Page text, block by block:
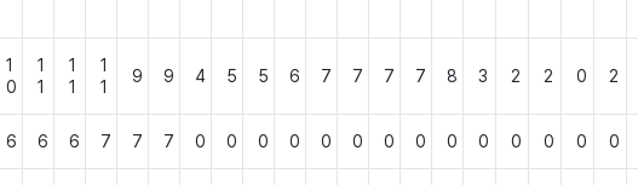
1
0
1
1
1
1
1
1
9 9 4 5 5 6 7 7 7 7 8 3 2 2 0 2
6 6 6 7 7 7 0 0 0 0 0 0 0 0 0 0 0 0 0 0